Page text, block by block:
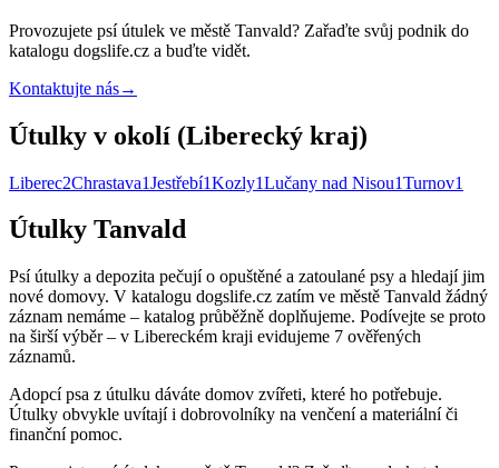
Provozujete psí útulek ve městě Tanvald? Zařaďte svůj podnik do
katalogu dogslife.cz a buďte vidět.
Kontaktujte nás→
Útulky v okolí (Liberecký kraj)
Liberec2Chrastava1Jestřebí1Kozly1Lučany nad Nisou1Turnov1
Útulky Tanvald
Psí útulky a depozita pečují o opuštěné a zatoulané psy a hledají jim
nové domovy. V katalogu dogslife.cz zatím ve městě Tanvald žádný
záznam nemáme – katalog průběžně doplňujeme. Podívejte se proto
na širší výběr – v Libereckém kraji evidujeme 7 ověřených
záznamů.
Adopcí psa z útulku dáváte domov zvířeti, které ho potřebuje.
Útulky obvykle uvítají i dobrovolníky na venčení a materiální či
finanční pomoc.